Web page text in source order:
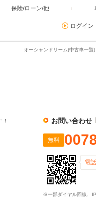
保険/ローン/他
ログイン
オーシャンドリーム(中古車一覧
お問い合わせ
無料
電
※一部ダイヤル回線、IP